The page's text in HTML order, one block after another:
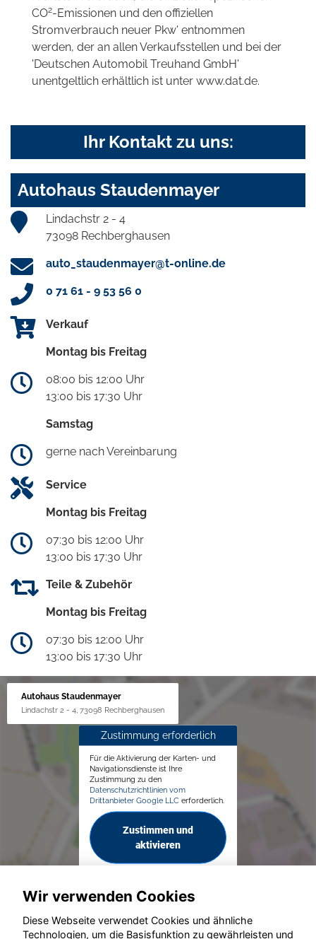
CO2-Emissionen und den offiziellen
Stromverbrauch neuer Pkw' entnommen
werden, der an allen Verkaufsstellen und bei der
'Deutschen Automobil Treuhand GmbH'
unentgeltlich erhältlich ist unter www.dat.de.
Ihr Kontakt zu uns:
Autohaus Staudenmayer
Lindachstr 2 - 4
73098 Rechberghausen
auto_staudenmayer@t-online.de
0 71 61 - 9 53 56 0
Verkauf
Montag bis Freitag
08:00 bis 12:00 Uhr
13:00 bis 17:30 Uhr
Samstag
gerne nach Vereinbarung
Service
Montag bis Freitag
07:30 bis 12:00 Uhr
13:00 bis 17:30 Uhr
Teile & Zubehör
Montag bis Freitag
07:30 bis 12:00 Uhr
13:00 bis 17:30 Uhr
Autohaus Staudenmayer
Lindachstr 2 - 4, 73098 Rechberghausen
Zustimmung erforderlich
Für die Aktivierung der Karten- und
Navigationsdienste ist Ihre
Zustimmung zu den
Datenschutzrichtlinien vom
Drittanbieter Google LLC erforderlich.
Zustimmen und
aktivieren
Wir verwenden Cookies
Diese Webseite verwendet Cookies und ähnliche
Technologien, um die Basisfunktion zu gewährleisten und